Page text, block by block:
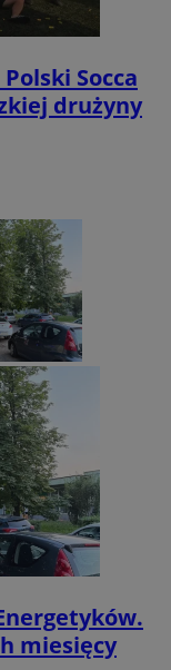
Socca
drużyny
miesięcy